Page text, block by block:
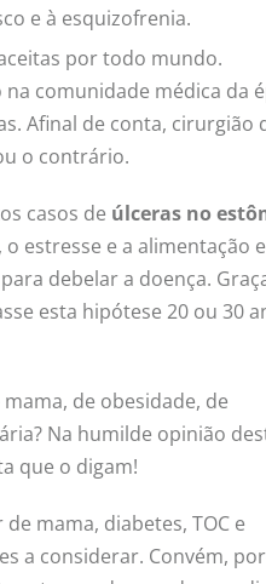
e à esquizofrenia.
por todo mundo.
comunidade médica da
Afinal de conta, cirurgião
o contrário.
casos de úlceras no
o estresse e a alimentação
debelar a doença.
esta hipótese 20 ou 30
de obesidade, de
Na humilde opinião
que o digam!
mama, diabetes, TOC e
a considerar. Convém,